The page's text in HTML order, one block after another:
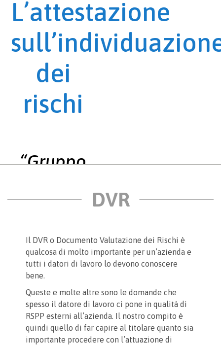
L’attestazione
dei
rischi
“Gruppo
Il DVR o Documento Valutazione dei Rischi è
qualcosa di molto importante per un’azienda e
tutti i datori di lavoro lo devono conoscere
bene.
Queste e molte altre sono le domande che
spesso il datore di lavoro ci pone in qualità di
RSPP esterni all’azienda. Il nostro compito è
quindi quello di far capire al titolare quanto sia
importante procedere con l’attuazione di